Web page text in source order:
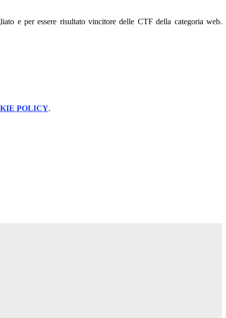
e per essere risultato vincitore delle CTF della categoria web.
POLICY.